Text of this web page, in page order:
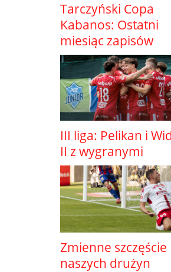
Tarczyński Copa
Kabanos: Ostatni
miesiąc zapisów
III liga: Pelikan i
II z wygranymi
Zmienne szczęście
naszych drużyn